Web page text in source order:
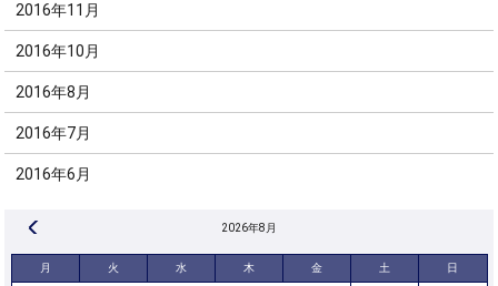
2016年11月
2016年10月
2016年8月
2016年7月
2016年6月
2026年8月
月 火 水 木 金 土 日